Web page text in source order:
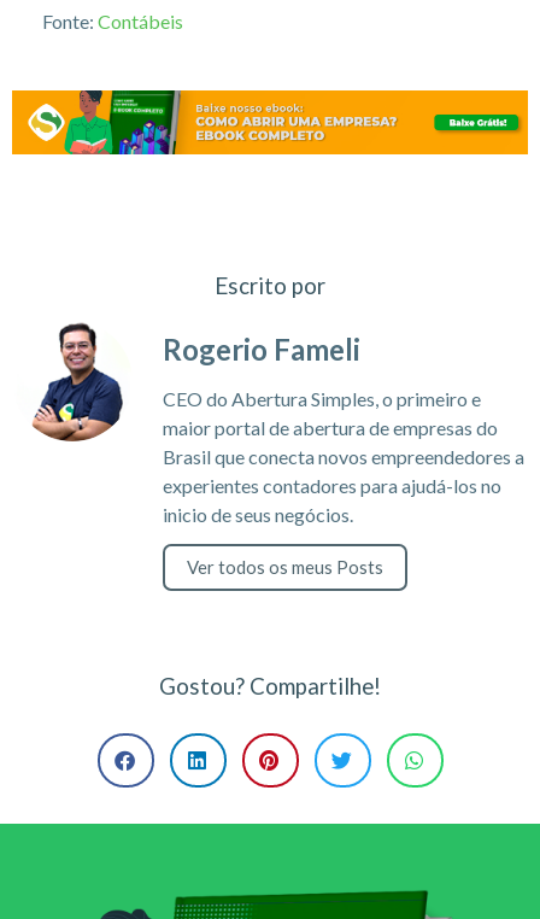
Fonte: Contábeis
Escrito por
Rogerio Fameli
CEO do Abertura Simples, o primeiro e
maior portal de abertura de empresas do
Brasil que conecta novos empreendedores a
experientes contadores para ajudá-los no
inicio de seus negócios.
Ver todos os meus Posts
Gostou? Compartilhe!